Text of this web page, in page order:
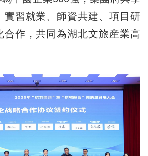
實習就業、師資共建、項目研
合作，共同為湖北文旅産業高